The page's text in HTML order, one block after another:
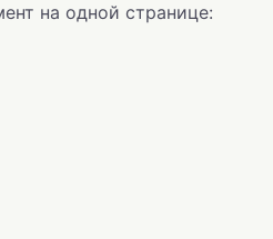
на одной странице: